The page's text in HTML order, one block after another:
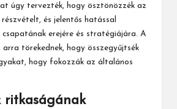
úgy tervezték, hogy ösztönözzék az
részvételt, és jelentős hatással
csapatának erejére és stratégiájára. A
törekednek, hogy összegyűjtsék
hogy fokozzák az általános